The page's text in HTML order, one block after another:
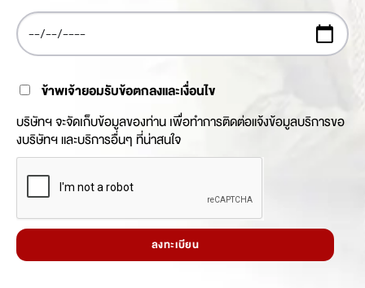
ข้าพเจ้ายอมรับข้อตกลงและเงื่อนไข
บริษัทฯ จะจัดเก็บข้อมูลของท่าน เพื่อทำการติดต่อแจ้งข้อมูลบริการขอ
งบริษัทฯ และบริการอื่นๆ ที่น่าสนใจ
ลงทะเบียน